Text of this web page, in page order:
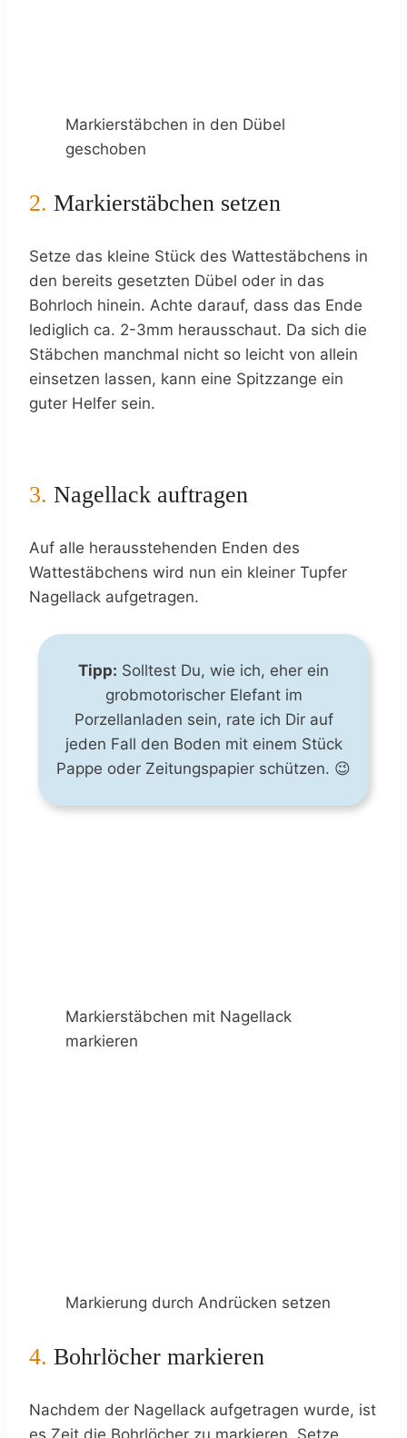
Markierstäbchen in den Dübel
geschoben
2. Markierstäbchen setzen
Setze das kleine Stück des Wattestäbchens in
den bereits gesetzten Dübel oder in das
Bohrloch hinein. Achte darauf, dass das Ende
lediglich ca. 2-3mm herausschaut. Da sich die
Stäbchen manchmal nicht so leicht von allein
einsetzen lassen, kann eine Spitzzange ein
guter Helfer sein.
3. Nagellack auftragen
Auf alle herausstehenden Enden des
Wattestäbchens wird nun ein kleiner Tupfer
Nagellack aufgetragen.
Tipp: Solltest Du, wie ich, eher ein
grobmotorischer Elefant im
Porzellanladen sein, rate ich Dir auf
jeden Fall den Boden mit einem Stück
Pappe oder Zeitungspapier schützen. 😉
Markierstäbchen mit Nagellack
markieren
Markierung durch Andrücken setzen
4. Bohrlöcher markieren
Nachdem der Nagellack aufgetragen wurde, ist
es Zeit die Bohrlöcher zu markieren. Setze